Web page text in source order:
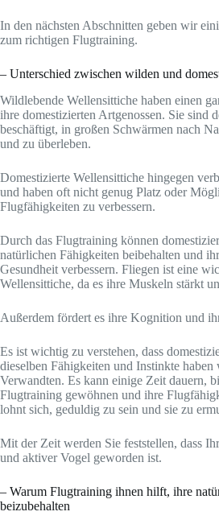
In den nächsten Abschnitten geben wir
zum richtigen Flugtraining.
– Unterschied zwischen wilden und
Wildlebende Wellensittiche haben einen
ihre domestizierten Artgenossen. Sie sind
beschäftigt, in großen Schwärmen nach
und zu überleben.
Domestizierte Wellensittiche hingegen
und haben oft nicht genug Platz oder
Flugfähigkeiten zu verbessern.
Durch das Flugtraining können
natürlichen Fähigkeiten beibehalten und
Gesundheit verbessern. Fliegen ist eine
Wellensittiche, da es ihre Muskeln stärkt
Außerdem fördert es ihre Kognition und
Es ist wichtig zu verstehen, dass
dieselben Fähigkeiten und Instinkte
Verwandten. Es kann einige Zeit dauern,
Flugtraining gewöhnen und ihre
lohnt sich, geduldig zu sein und sie zu
Mit der Zeit werden Sie feststellen, dass
und aktiver Vogel geworden ist.
– Warum Flugtraining ihnen hilft, ihre
beizubehalten